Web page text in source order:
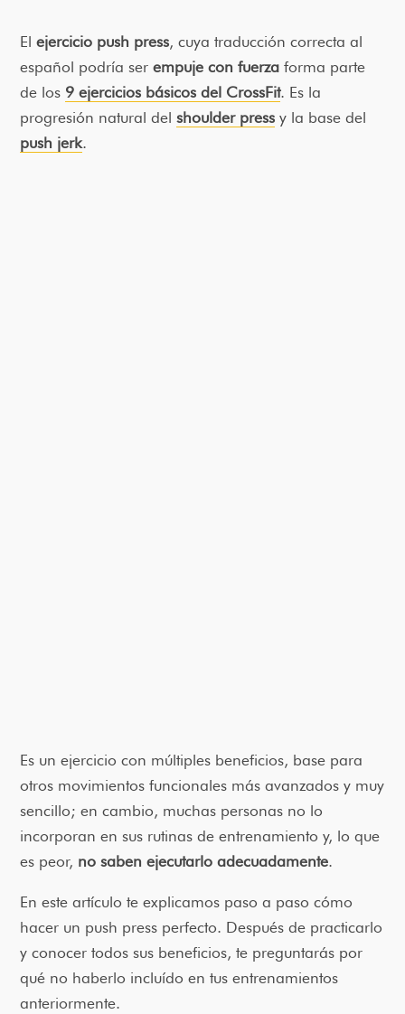
El ejercicio push press, cuya traducción correcta al
español podría ser empuje con fuerzaforma parte
de los 9 ejercicios básicos del CrossFit. Es la
progresión natural del shoulder pressy la base del
push jerk.
Es un ejercicio con múltiples beneficios, base para
otros movimientos funcionales más avanzados y muy
sencillo; en cambio, muchas personas no lo
incorporan en sus rutinas de entrenamiento y, lo que
es peor, no saben ejecutarlo adecuadamente.
En este artículo te explicamos paso a paso cómo
hacer un push press perfecto. Después de practicarlo
y conocer todos sus beneficios, te preguntarás por
qué no haberlo incluído en tus entrenamientos
anteriormente.